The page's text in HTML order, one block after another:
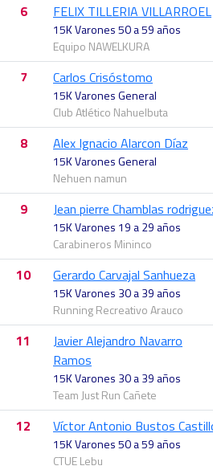
6 FELIX TILLERIA VILLARROEL
15K Varones 50 a 59 años
Equipo NAWELKURA
7 Carlos Crisóstomo
15K Varones General
Club Atlético Nahuelbuta
8 Alex Ignacio Alarcon Díaz
15K Varones General
Nehuen namun
9 Jean pierre Chamblas
15K Varones 19 a 29 años
Carabineros Mininco
10 Gerardo Carvajal Sanhueza
15K Varones 30 a 39 años
Running Recreativo Arauco
11
Javier Alejandro Navarro
Ramos
15K Varones 30 a 39 años
Team Just Run Cañete
12 Víctor Antonio Bustos
15K Varones 50 a 59 años
CTUE Lebu